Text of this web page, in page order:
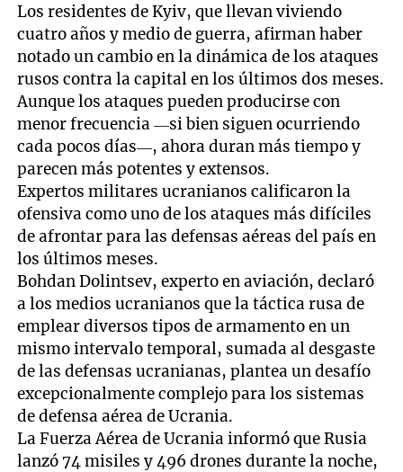
Los residentes de Kyiv, que llevan viviendo
cuatro años y medio de guerra, afirman haber
notado un cambio en la dinámica de los ataques
rusos contra la capital en los últimos dos meses.
Aunque los ataques pueden producirse con
menor frecuencia —si bien siguen ocurriendo
cada pocos días—, ahora duran más tiempo y
parecen más potentes y extensos.
Expertos militares ucranianos calificaron la
ofensiva como uno de los ataques más difíciles
de afrontar para las defensas aéreas del país en
los últimos meses.
Bohdan Dolintsev, experto en aviación, declaró
a los medios ucranianos que la táctica rusa de
emplear diversos tipos de armamento en un
mismo intervalo temporal, sumada al desgaste
de las defensas ucranianas, plantea un desafío
excepcionalmente complejo para los sistemas
de defensa aérea de Ucrania.
La Fuerza Aérea de Ucrania informó que Rusia
lanzó 74 misiles y 496 drones durante la noche,